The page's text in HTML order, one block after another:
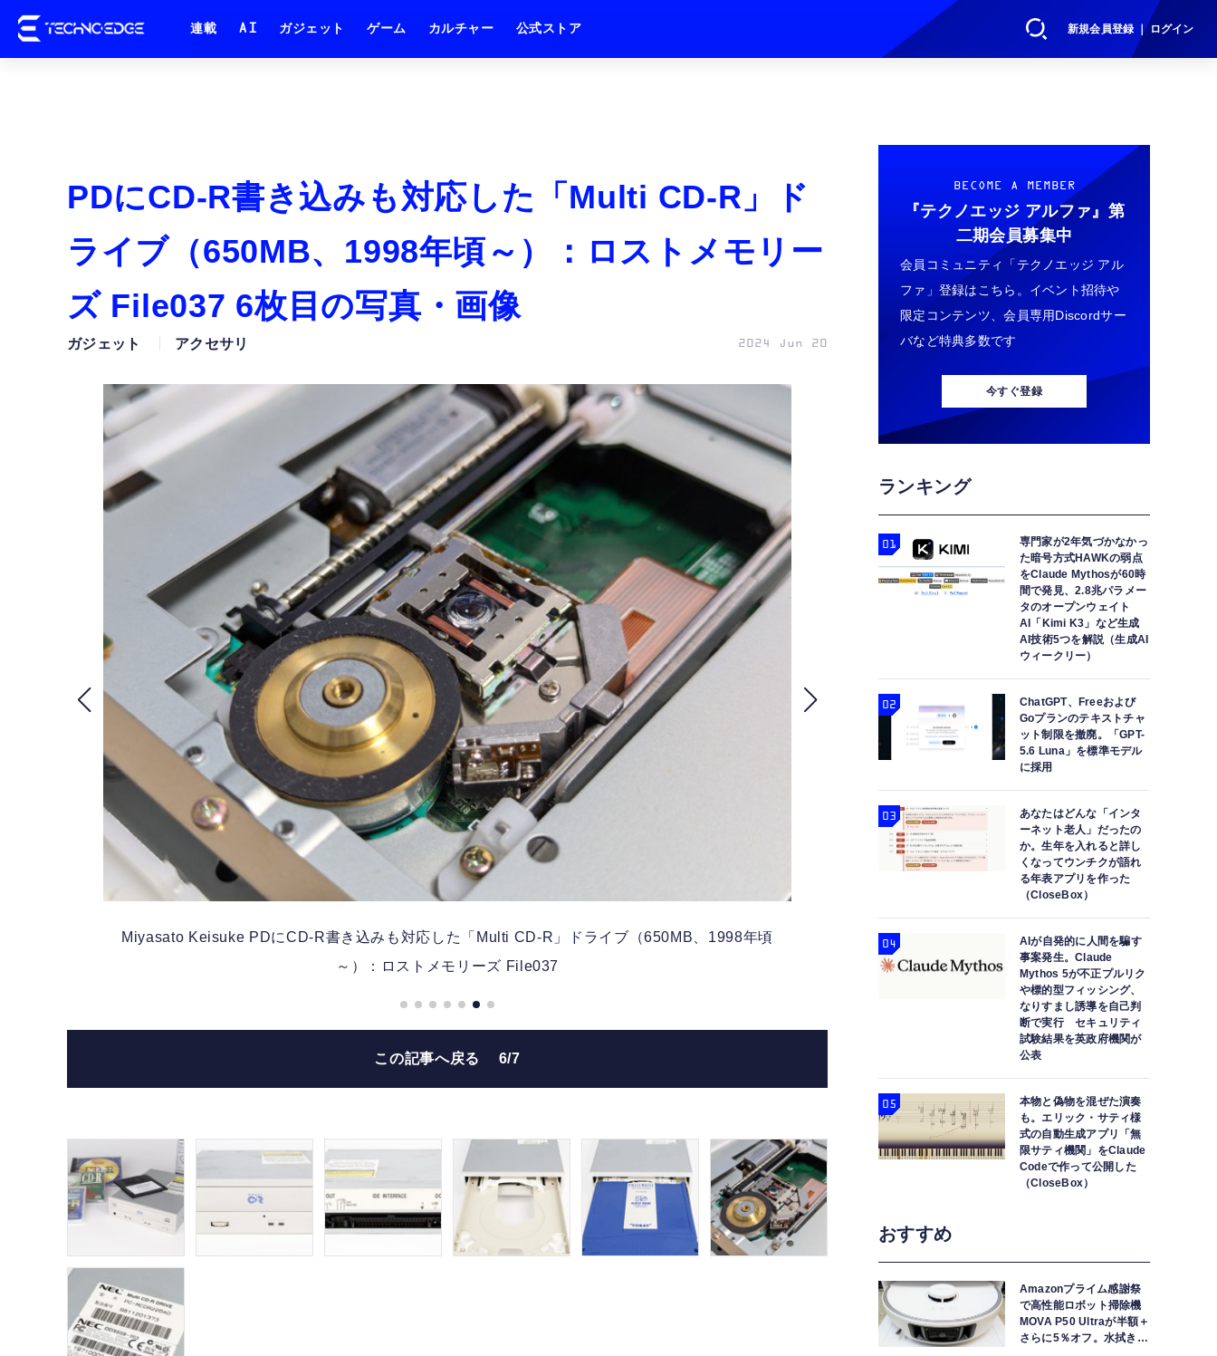
新規会員登録 ｜ ログイン
連載 AI ガジェット ゲーム カルチャー 公式ストア
PDにCD-R書き込みも対応した「Multi CD-R」ド
ライブ（650MB、1998年頃～）：ロストメモリー
ズ File037 6枚目の写真・画像
ガジェット アクセサリ 2024 Jun 20
Miyasato Keisuke PDにCD-R書き込みも対応した「Multi CD-R」ドライブ（650MB、1998年頃
～）：ロストメモリーズ File037
Miyasato Keisuke
PDにCD-R書き込みも対応
～）：ロストメ
この記事へ戻る 6/7
BECOME A MEMBER
『テクノエッジ アルファ』 第
二期会員募集中
会員コミュニティ「テクノエッジ アル
ファ」登録はこちら。イベント招待や
限定コンテンツ、会員専用Discordサー
バなど特典多数です
今すぐ登録
ランキング
専門家が2年気づかなかっ
た暗号方式HAWKの弱点
をClaude Mythosが60時
間で発見、2.8兆パラメー
タのオープンウェイト
AI「Kimi K3」など生成
AI技術5つを解説（生成AI
ウィークリー）
ChatGPT、Freeおよび
Goプランのテキストチャ
ット制限を撤廃。「GPT-
5.6 Luna」を標準モデル
に採用
あなたはどんな「インタ
ーネット老人」だったの
か。生年を入れると詳し
くなってウンチクが語れ
る年表アプリを作った
（CloseBox）
AIが自発的に人間を騙す
事案発生。Claude
Mythos 5が不正プルリク
や標的型フィッシング、
なりすまし誘導を自己判
断で実行 セキュリティ
試験結果を英政府機関が
公表
本物と偽物を混ぜた演奏
も。エリック・サティ様
式の自動生成アプリ「無
限サティ機関」をClaude
Codeで作って公開した
（CloseBox）
おすすめ
Amazonプライム感謝祭
で高性能ロボット掃除機
MOVA P50 Ultraが半額＋
さらに5％オフ。水拭きモ